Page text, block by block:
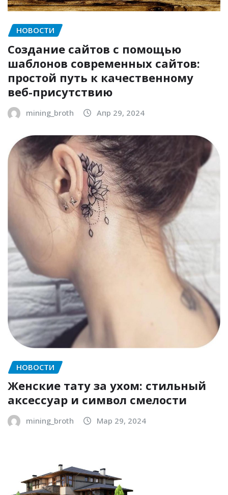
НОВОСТИ
Создание сайтов с помощью
шаблонов современных сайтов:
простой путь к качественному
веб-присутствию
mining_broth Апр 29, 2024
НОВОСТИ
Женские тату за ухом: стильный
аксессуар и символ смелости
mining_broth Мар 29, 2024